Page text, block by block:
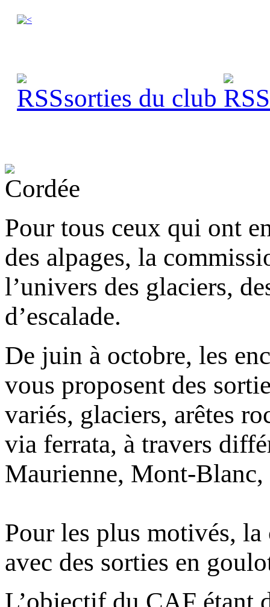
sorties du club
Pour tous ceux qui ont
des alpages, la
l’univers des glaciers,
d’escalade.
De juin à octobre, les
vous proposent des
variés, glaciers, arêtes
via ferrata, à travers
Maurienne, Mont-Blanc,
Pour les plus motivés,
avec des sorties en
L’objectif du CAF étant